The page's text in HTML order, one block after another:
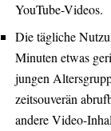
YouTube-Videos.
Die tägliche
Minuten etwas
jungen
zeitsouverän
andere Video-